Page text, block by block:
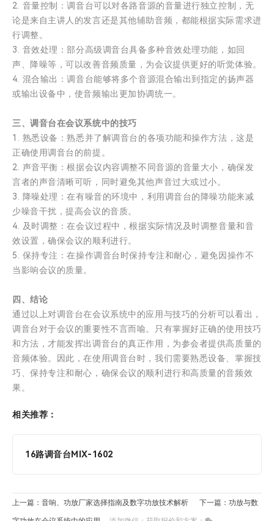
2. 音量控制：调音台可以对各路音源的音量进行独立控制，无
论是来自主讲人的发言还是其他辅助音频，都能根据实际需求进
行调整。
3. 音效处理：部分高级调音台具备多种音效处理功能，如回
声、降噪等，可以改善音频质量，为会议提供更好的听觉体验。
4. 混合输出：调音台能够将多个音源混合输出到指定的扬声器
或输出设备中，使音频输出更加协调统一。
三、调音台在会议系统中的技巧
1. 熟悉设备：熟悉并了解调音台的各项功能和操作方法，这是
正确使用调音台的前提。
2. 声音平衡：根据会议内容调整不同音源的音量大小，确保发
言者的声音清晰可听，同时避免其他声音过大或过小。
3. 降噪处理：在有噪音的环境中，利用调音台的降噪功能来减
少噪音干扰，提高会议的音质。
4. 及时调整：在会议过程中，根据实际情况及时调整音量和音
效设置，确保会议的顺利进行。
5. 保持专注：在操作调音台时保持专注和耐心，避免因操作不
当影响会议的质量。
四、结论
通过以上对调音台在会议系统中的应用与技巧的分析可以看出，
调音台对于会议的重要性不言而喻。只有掌握好正确的使用技巧
和方法，才能发挥出调音台的真正作用，为参会者提供高质量的
音频体验。因此，在使用调音台时，我们需要熟悉设备、掌握技
巧、保持专注和耐心，确保会议的顺利进行和高质量的音频效
果。
相关推荐：
16路调音台MIX-1602
上一篇：音响、功放厂家选择指南及数字功放技术解析 下一篇：功放与数